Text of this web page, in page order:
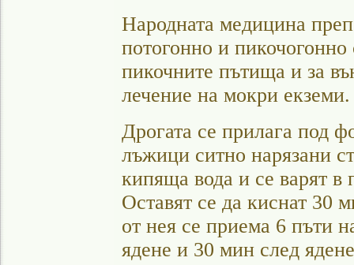
Народната медицина
потогонно и
пикочните пътища и за
лечение на мокри екземи.
Дрогата се прилага под
лъжици ситно нарязани
кипяща вода и се варят
Оставят се да киснат 30
от нея се приема 6 пъти
ядене и 30 мин след